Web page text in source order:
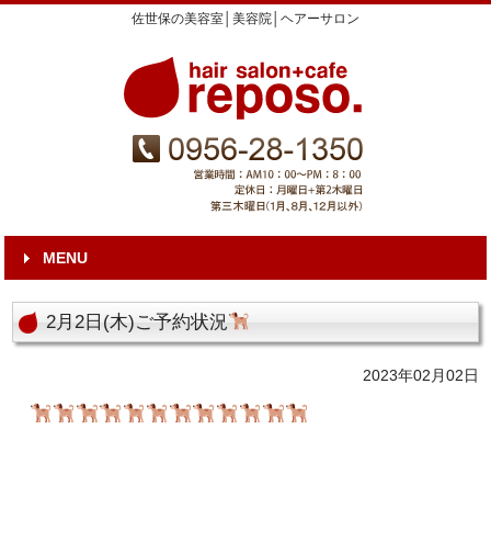
佐世保の美容室│美容院│ヘアーサロン
MENU
2月2日(木)ご予約状況
2023年02月02日